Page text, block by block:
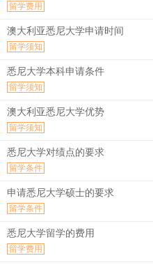
留学费用
澳大利亚悉尼大学申请时间
留学须知
悉尼大学本科申请条件
留学须知
澳大利亚悉尼大学优势
留学须知
悉尼大学对绩点的要求
留学条件
申请悉尼大学硕士的要求
留学条件
悉尼大学留学的费用
留学费用